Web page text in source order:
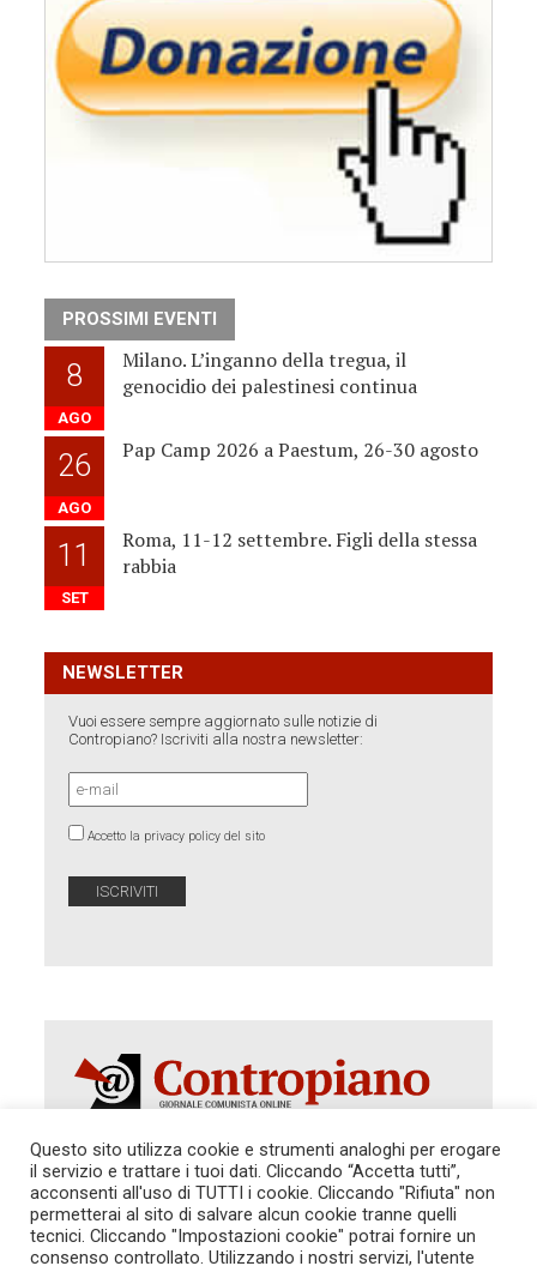
PROSSIMI EVENTI
8
AGO
Milano. L’inganno della tregua, il
genocidio dei palestinesi continua
26
AGO
Pap Camp 2026 a Paestum, 26-30 agosto
11
SET
Roma, 11-12 settembre. Figli della stessa
rabbia
NEWSLETTER
Vuoi essere sempre aggiornato sulle notizie di
Contropiano? Iscriviti alla nostra newsletter:
Accetto la privacy policy del sito
Autorizzazione del Tribunale di Roma 286 del 31
dicembre 2014. Direttore Responsabile: Sergio
Cararo. Indirizzo: V.Casalbruciato 27- sc. B - 00159
Questo sito utilizza cookie e strumenti analoghi per erogare
il servizio e trattare i tuoi dati. Cliccando “Accetta tutti”,
acconsenti all'uso di TUTTI i cookie. Cliccando "Rifiuta" non
permetterai al sito di salvare alcun cookie tranne quelli
tecnici. Cliccando "Impostazioni cookie" potrai fornire un
consenso controllato. Utilizzando i nostri servizi, l'utente